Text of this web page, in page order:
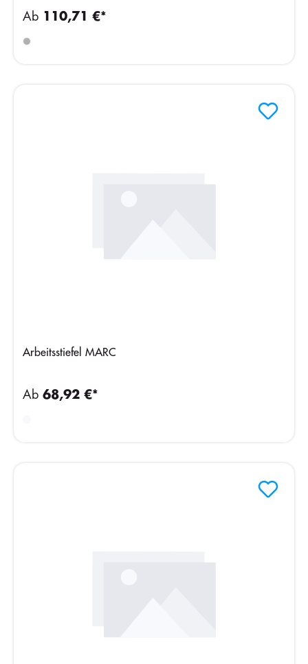
Ab 110,71 €*
Arbeitsstiefel MARC
Ab 68,92 €*